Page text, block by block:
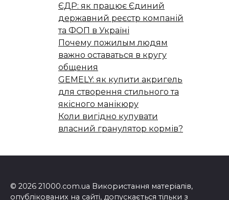
ЄДР: як працює Єдиний
державний реєстр компаній
та ФОП в Україні
Почему пожилым людям
важно оставаться в кругу
общения
GEMELY: як купити акригель
для створення стильного та
якісного манікюру
Коли вигідно купувати
власний гранулятор кормів?
© 2026 21000.com.ua Використання матеріалів,
опублікованих на сайті, допускається тільки з